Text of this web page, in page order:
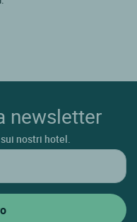
newsletter
nostri hotel.